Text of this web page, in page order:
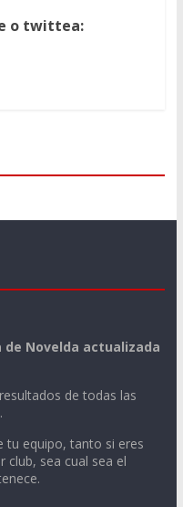
o twittea:
Novelda actualizada
de todas las
tu equipo, tanto si eres
club, sea cual sea el